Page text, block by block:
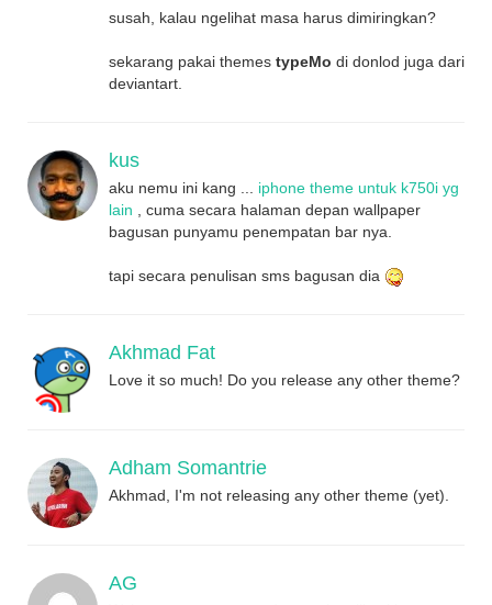
susah, kalau ngelihat masa harus dimiringkan?
sekarang pakai themes typeMo di donlod juga dari
deviantart.
kus
aku nemu ini kang ... iphone theme untuk k750i yg
lain , cuma secara halaman depan wallpaper
bagusan punyamu penempatan bar nya.
tapi secara penulisan sms bagusan dia
Akhmad Fat
Love it so much! Do you release any other theme?
Adham Somantrie
Akhmad, I'm not releasing any other theme (yet).
AG